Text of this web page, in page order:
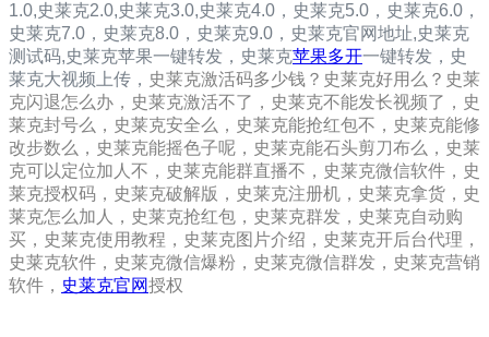
1.0,史莱克2.0,史莱克3.0,史莱克4.0， 史莱克5.0， 史莱克6.0，
史莱克7.0， 史莱克8.0， 史莱克9.0， 史莱克官网地址,史莱克
测试码,史莱克苹果一键转发， 史莱克苹果多开一键转发，史
莱克大视频上传， 史莱克激活码多少钱？史莱克好用么？史莱
克闪退怎么办，史莱克激活不了，史莱克不能发长视频了，史
莱克封号么，史莱克安全么，史莱克能抢红包不，史莱克能修
改步数么，史莱克能摇色子呢，史莱克能石头剪刀布么，史莱
克可以定位加人不，史莱克能群直播不，史莱克微信软件，史
莱克授权码，史莱克破解版，史莱克注册机，史莱克拿货，史
莱克怎么加人，史莱克抢红包，史莱克群发，史莱克自动购
买，史莱克使用教程，史莱克图片介绍，史莱克开后台代理，
史莱克软件，史莱克微信爆粉，史莱克微信群发，史莱克营销
软件， 史莱克官网授权